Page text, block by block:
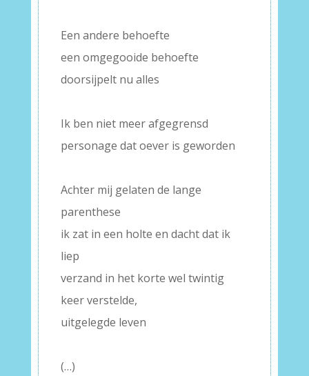
Een andere behoefte
een omgegooide behoefte
doorsijpelt nu alles
Ik ben niet meer afgegrensd
personage dat oever is geworden
Achter mij gelaten de lange
parenthese
ik zat in een holte en dacht dat ik
liep
verzand in het korte wel twintig
keer verstelde,
uitgelegde leven
(…)